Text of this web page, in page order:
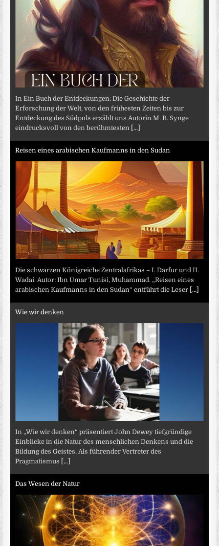
In Ein Buch der Entdeckungen: Die Geschichte der
Erforschung der Welt, von den frühesten Zeiten bis zur
Entdeckung des Südpols erzählt uns Autorin M. B. Synge
eindrucksvoll von den berühmtesten [...]
Reisen eines arabischen Kaufmanns in den Sudan
Die schwarzen Königreiche Zentralafrikas – I. Darfur und II.
Wadai. Autor: Ibn Umar Tunisi, Muhammad. „Reisen eines
arabischen Kaufmanns in den Sudan“ entführt die Leser [...]
Wie wir denken
In „Wie wir denken“ präsentiert John Dewey tiefgründige
Einblicke in die Natur des menschlichen Denkens und die
Bildung des Geistes. Als führender Vertreter des
Pragmatismus [...]
Das Wesen der Natur